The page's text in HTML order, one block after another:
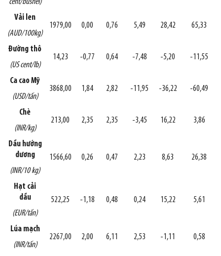
cent/bushel)
Vải len
(AUD/100kg)
1979,00 0,00 0,76 5,49 28,42 65,33
Đường thô
(US cent/lb)
14,23 -0,77 0,64 -7,48 -5,20 -11,55
Ca cao Mỹ
(USD/tấn)
3868,00 1,84 2,82 -11,95 -36,22 -60,49
Chè
(INR/kg)
213,00 2,35 2,35 -3,45 16,22 3,86
Dầu hướng
dương
(INR/10 kg)
1566,60 0,26 0,47 2,23 8,63 26,38
Hạt cải
dầu
(EUR/tấn)
522,25 -1,18 0,48 0,24 15,22 5,61
Lúa mạch
(INR/tấn)
2267,00 2,00 6,11 2,53 -1,11 0,58